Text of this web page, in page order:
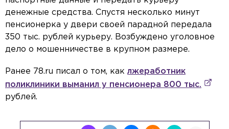
денежные средства. Спустя несколько минут
пенсионерка у двери своей парадной передала
350 тыс. рублей курьеру. Возбуждено уголовное
дело о мошенничестве в крупном размере.
Ранее 78.ru писал о том, каклжеработник
поликлиники выманил у пенсионера 800 тыс.
рублей.